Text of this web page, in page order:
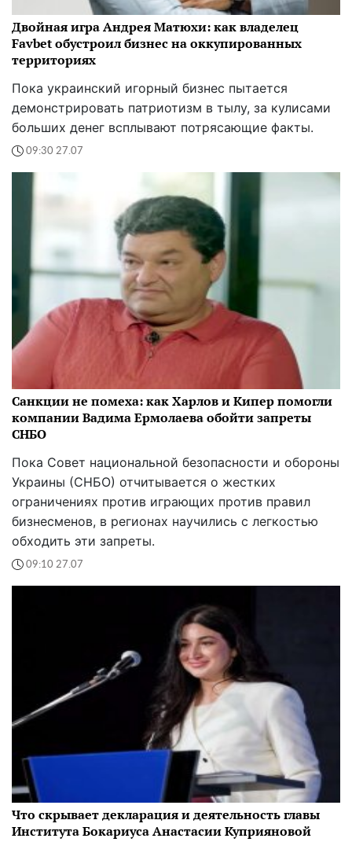
Двойная игра Андрея Матюхи: как владелец
Favbet обустроил бизнес на оккупированных
территориях
Пока украинский игорный бизнес пытается
демонстрировать патриотизм в тылу, за кулисами
больших денег всплывают потрясающие факты.
09:30 27.07
Санкции не помеха: как Харлов и Кипер помогли
компании Вадима Ермолаева обойти запреты
СНБО
Пока Совет национальной безопасности и обороны
Украины (СНБО) отчитывается о жестких
ограничениях против играющих против правил
бизнесменов, в регионах научились с легкостью
обходить эти запреты.
09:10 27.07
Что скрывает декларация и деятельность главы
Института Бокариуса Анастасии Куприяновой